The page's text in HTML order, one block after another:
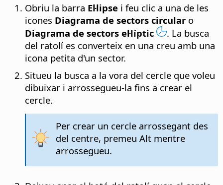
Obriu la barra El·lipse i feu clic a una de les
icones Diagrama de sectors circular o
Diagrama de sectors el·líptic
. La busca
del ratolí es converteix en una creu amb una
icona petita d'un sector.
Situeu la busca a la vora del cercle que voleu
dibuixar i arrossegueu-la fins a crear el
cercle.
Per crear un cercle arrossegant des
del centre, premeuAlt mentre
arrossegueu.